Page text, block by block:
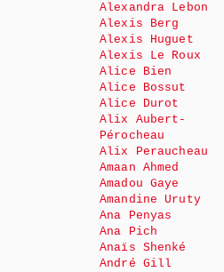
Alexandra Lebon
Alexis Berg
Alexis Huguet
Alexis Le Roux
Alice Bien
Alice Bossut
Alice Durot
Alix Aubert-
Pérocheau
Alix Peraucheau
Amaan Ahmed
Amadou Gaye
Amandine Uruty
Ana Penyas
Ana Pich
Anaïs Shenké
André Gill